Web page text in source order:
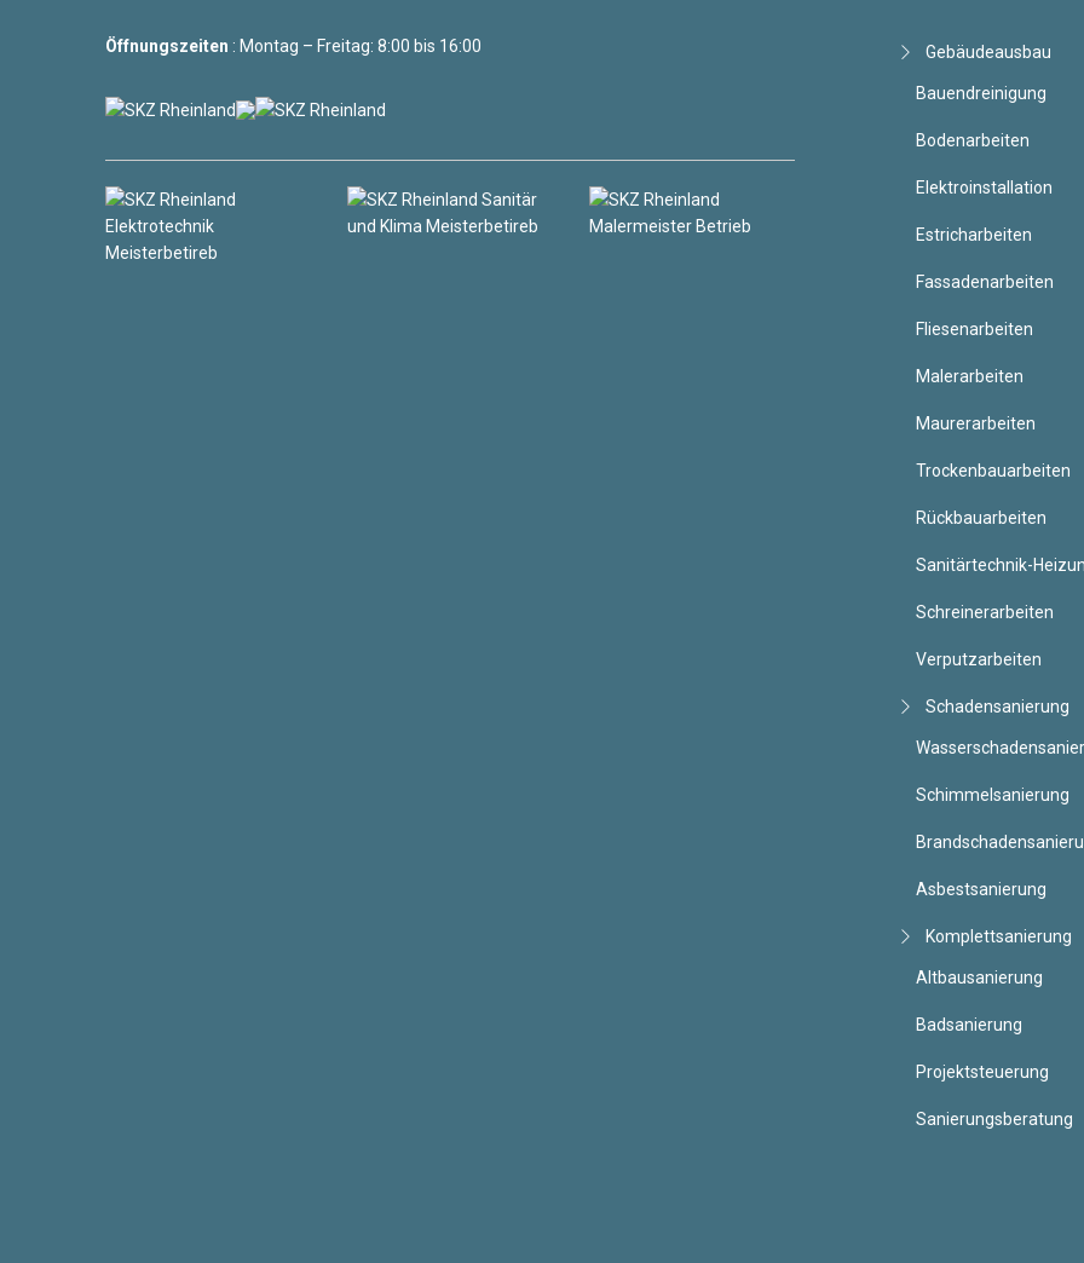
Öffnungszeiten : Montag – Freitag: 8:00 bis 16:00 Gebäudeausbau
Bauendreinigung
Bodenarbeiten
Elektroinstallation
Estricharbeiten
Fassadenarbeiten
Fliesenarbeiten
Malerarbeiten
Maurerarbeiten
Trockenbauarbeiten
Rückbauarbeiten
Sanitärtechnik-
Schreinerarbeiten
Verputzarbeiten
Schadensanierung
Schimmelsanierung
Asbestsanierung
Komplettsanierung
Altbausanierung
Badsanierung
Projektsteuerung
Sanierungsberatung